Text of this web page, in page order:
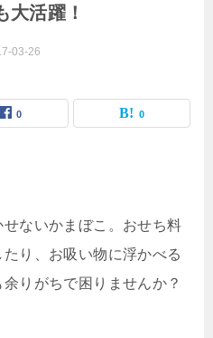
大活躍！
03-26
0 0
ないかまぼこ。おせち料
り、お吸い物に浮かべる
りがちで困りませんか？